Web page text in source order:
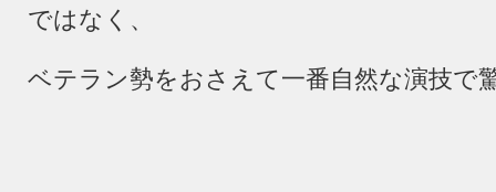
ではなく、
ベテラン勢をおさえて一番自然な演技で